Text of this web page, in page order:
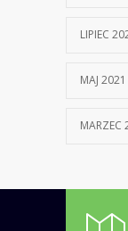
LIPIEC
MAJ 2021
MARZEC